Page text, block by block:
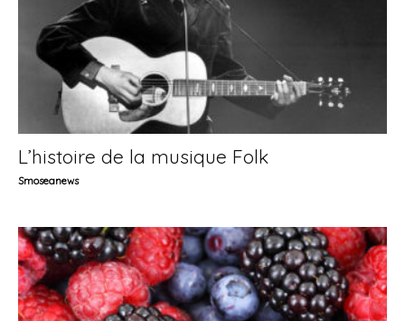
L’histoire de la musique Folk
Smoseanews